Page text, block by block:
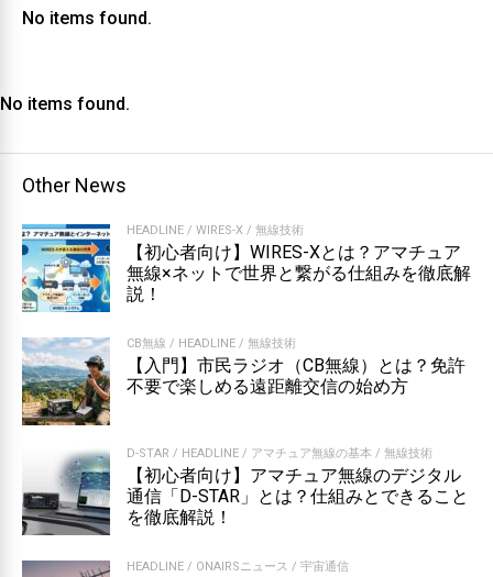
No items found.
No items found.
Other News
HEADLINE / WIRES-X / 無線技術
【初心者向け】WIRES-Xとは？アマチュア
無線×ネットで世界と繋がる仕組みを徹底解
説！
CB無線 / HEADLINE / 無線技術
【入門】市民ラジオ（CB無線）とは？免許
不要で楽しめる遠距離交信の始め方
D-STAR / HEADLINE / アマチュア無線の基本 / 無線技術
【初心者向け】アマチュア無線のデジタル
通信「D-STAR」とは？仕組みとできること
を徹底解説！
HEADLINE / ONAIRSニュース / 宇宙通信